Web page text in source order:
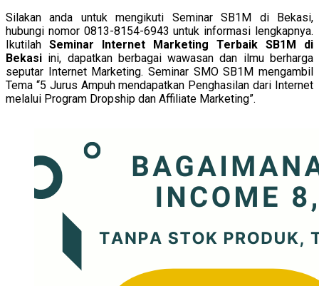
Silakan anda untuk mengikuti Seminar SB1M di Bekasi,
hubungi nomor 0813-8154-6943 untuk informasi lengkapnya.
Ikutilah Seminar Internet Marketing Terbaik SB1M di
Bekasi ini, dapatkan berbagai wawasan dan ilmu berharga
seputar Internet Marketing. Seminar SMO SB1M mengambil
Tema “5 Jurus Ampuh mendapatkan Penghasilan dari Internet
melalui Program Dropship dan Affiliate Marketing”.